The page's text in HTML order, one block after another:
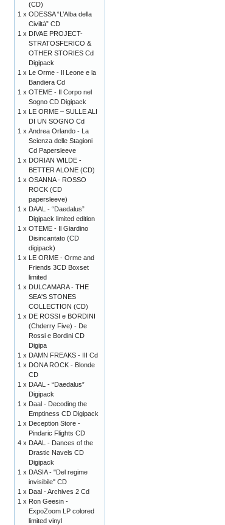
(CD)
1 x ODESSA “L’Alba della
Civiltà” CD
1 x DIVAE PROJECT-
STRATOSFERICO &
OTHER STORIES Cd
Digipack
1 x Le Orme - Il Leone e la
Bandiera Cd
1 x OTEME - Il Corpo nel
Sogno CD Digipack
1 x LE ORME – SULLE ALI
DI UN SOGNO Cd
1 x Andrea Orlando - La
Scienza delle Stagioni
Cd Papersleeve
1 x DORIAN WILDE -
BETTER ALONE (CD)
1 x OSANNA - ROSSO
ROCK (CD
papersleeve)
1 x DAAL - “Daedalus”
Digipack limited edition
1 x OTEME - Il Giardino
Disincantato (CD
digipack)
1 x LE ORME - Orme and
Friends 3CD Boxset
limited
1 x DULCAMARA - THE
SEA'S STONES
COLLECTION (CD)
1 x DE ROSSI e BORDINI
(Chderry Five) - De
Rossi e Bordini CD
Digipa
1 x DAMN FREAKS - III Cd
1 x DONA ROCK - Blonde
CD
1 x DAAL - “Daedalus”
Digipack
1 x Daal - Decoding the
Emptiness CD Digipack
1 x Deception Store -
Pindaric Flights CD
4 x DAAL - Dances of the
Drastic Navels CD
Digipack
1 x DASIA - "Del regime
invisibile" CD
1 x Daal - Archives 2 Cd
1 x Ron Geesin -
ExpoZoom LP colored
limited vinyl